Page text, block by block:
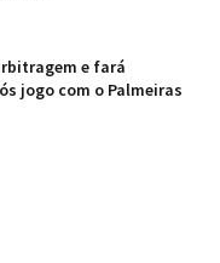
e fará
jogo com o Palmeiras